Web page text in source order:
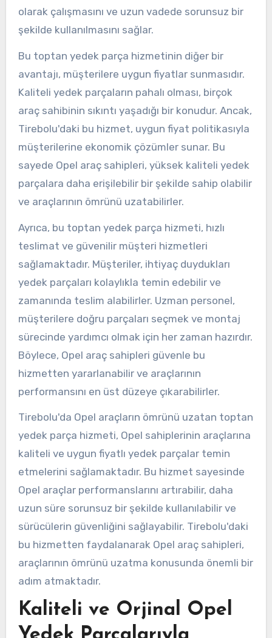
olarak çalışmasını ve uzun vadede sorunsuz bir
şekilde kullanılmasını sağlar.
Bu toptan yedek parça hizmetinin diğer bir
avantajı, müşterilere uygun fiyatlar sunmasıdır.
Kaliteli yedek parçaların pahalı olması, birçok
araç sahibinin sıkıntı yaşadığı bir konudur. Ancak,
Tirebolu'daki bu hizmet, uygun fiyat politikasıyla
müşterilerine ekonomik çözümler sunar. Bu
sayede Opel araç sahipleri, yüksek kaliteli yedek
parçalara daha erişilebilir bir şekilde sahip olabilir
ve araçlarının ömrünü uzatabilirler.
Ayrıca, bu toptan yedek parça hizmeti, hızlı
teslimat ve güvenilir müşteri hizmetleri
sağlamaktadır. Müşteriler, ihtiyaç duydukları
yedek parçaları kolaylıkla temin edebilir ve
zamanında teslim alabilirler. Uzman personel,
müşterilere doğru parçaları seçmek ve montaj
sürecinde yardımcı olmak için her zaman hazırdır.
Böylece, Opel araç sahipleri güvenle bu
hizmetten yararlanabilir ve araçlarının
performansını en üst düzeye çıkarabilirler.
Tirebolu'da Opel araçların ömrünü uzatan toptan
yedek parça hizmeti, Opel sahiplerinin araçlarına
kaliteli ve uygun fiyatlı yedek parçalar temin
etmelerini sağlamaktadır. Bu hizmet sayesinde
Opel araçlar performanslarını artırabilir, daha
uzun süre sorunsuz bir şekilde kullanılabilir ve
sürücülerin güvenliğini sağlayabilir. Tirebolu'daki
bu hizmetten faydalanarak Opel araç sahipleri,
araçlarının ömrünü uzatma konusunda önemli bir
adım atmaktadır.
Kaliteli ve Orjinal Opel